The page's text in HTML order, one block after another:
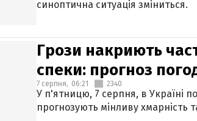
синоптична ситуація зміниться.
Грози накриють
спеки: прогноз
7 серпня, 06:21 2340
У п'ятницю, 7 серпня, в Україні
прогнозують мінливу хмарність